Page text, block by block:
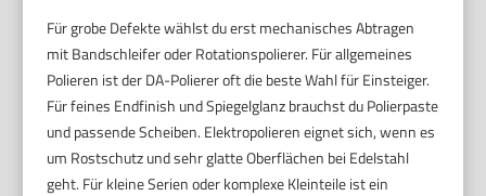
Für grobe Defekte wählst du erst mechanisches Abtragen
mit Bandschleifer oder Rotationspolierer. Für allgemeines
Polieren ist der DA-Polierer oft die beste Wahl für Einsteiger.
Für feines Endfinish und Spiegelglanz brauchst du Polierpaste
und passende Scheiben. Elektropolieren eignet sich, wenn es
um Rostschutz und sehr glatte Oberflächen bei Edelstahl
geht. Für kleine Serien oder komplexe Kleinteile ist ein